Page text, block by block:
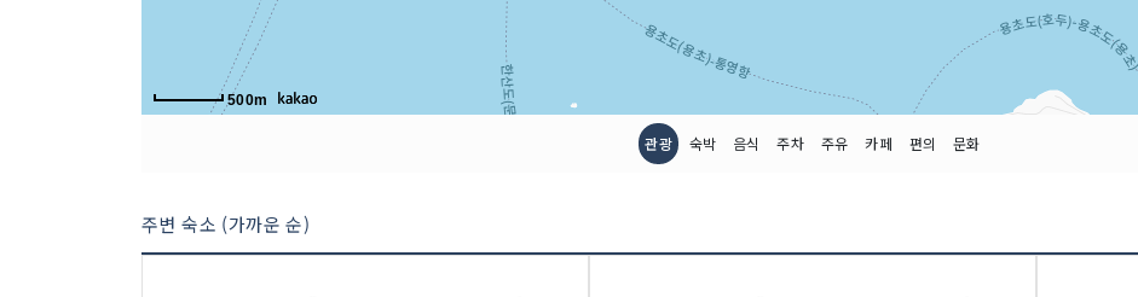
500m
관광 숙박 음식 주차 주유 카페 편의 문화
주변 숙소 (가까운 순)